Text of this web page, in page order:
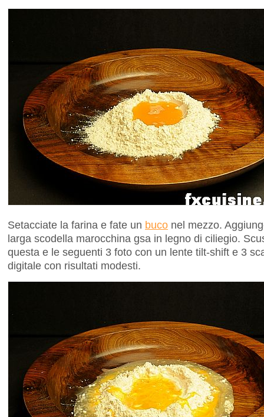
Setacciate la farina e fate un buco nel mezzo.
larga scodella marocchina gsa in legno di ciliegio.
questa e le seguenti 3 foto con un lente tilt-shift e 3
digitale con risultati modesti.